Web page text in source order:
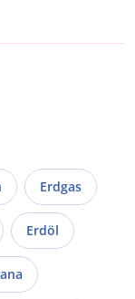
Erdgas
Erdöl